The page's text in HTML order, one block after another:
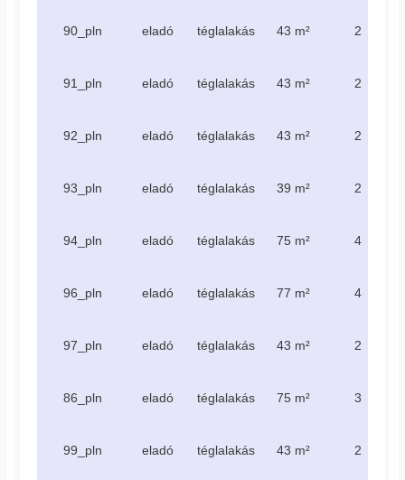
90_pln eladó téglalakás 43 m² 2
91_pln eladó téglalakás 43 m² 2
92_pln eladó téglalakás 43 m² 2
93_pln eladó téglalakás 39 m² 2
94_pln eladó téglalakás 75 m² 4
96_pln eladó téglalakás 77 m² 4
97_pln eladó téglalakás 43 m² 2
86_pln eladó téglalakás 75 m² 3
99_pln eladó téglalakás 43 m² 2